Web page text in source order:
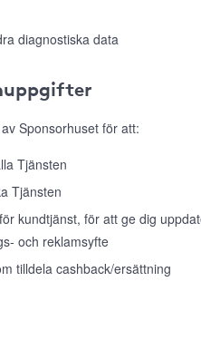
diagnostiska data
Sponsorhuset för att:
Tjänsten
Tjänsten
kundtjänst, för att ge dig
och reklamsyfte
tilldela cashback/ersättning